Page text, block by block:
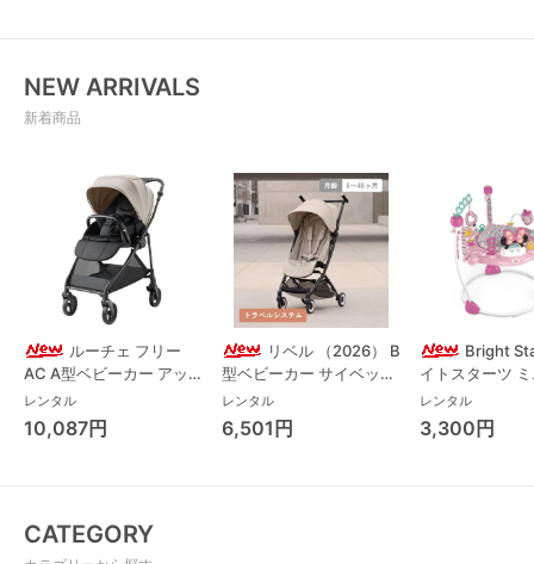
NEW ARRIVALS
新着商品
ルーチェ フリー
AC A型ベビーカー アッ
プリカ(Aprica) A型ベビ
ーカー アップリカ
(Aprica)
レンタル
10,087円
リベル （2026） B
型ベビーカー サイベック
ス(cybex)
レンタル
6,501円
Bright
イトスターツ
ス フォーエバ
レンド ジャン
パルー キッズ
レンタル
3,300円
CATEGORY